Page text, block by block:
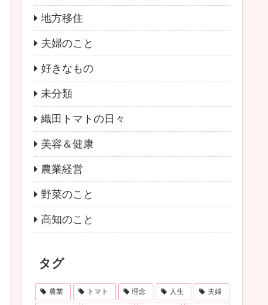
地方移住
夫婦のこと
好きなもの
未分類
織田トマトの日々
美容＆健康
農業経営
野菜のこと
高知のこと
タグ
農業 トマト 理念 人生 夫婦